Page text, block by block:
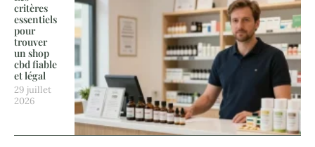
critères
essentiels
pour
trouver
un shop
cbd fiable
et légal
29 juillet
2026